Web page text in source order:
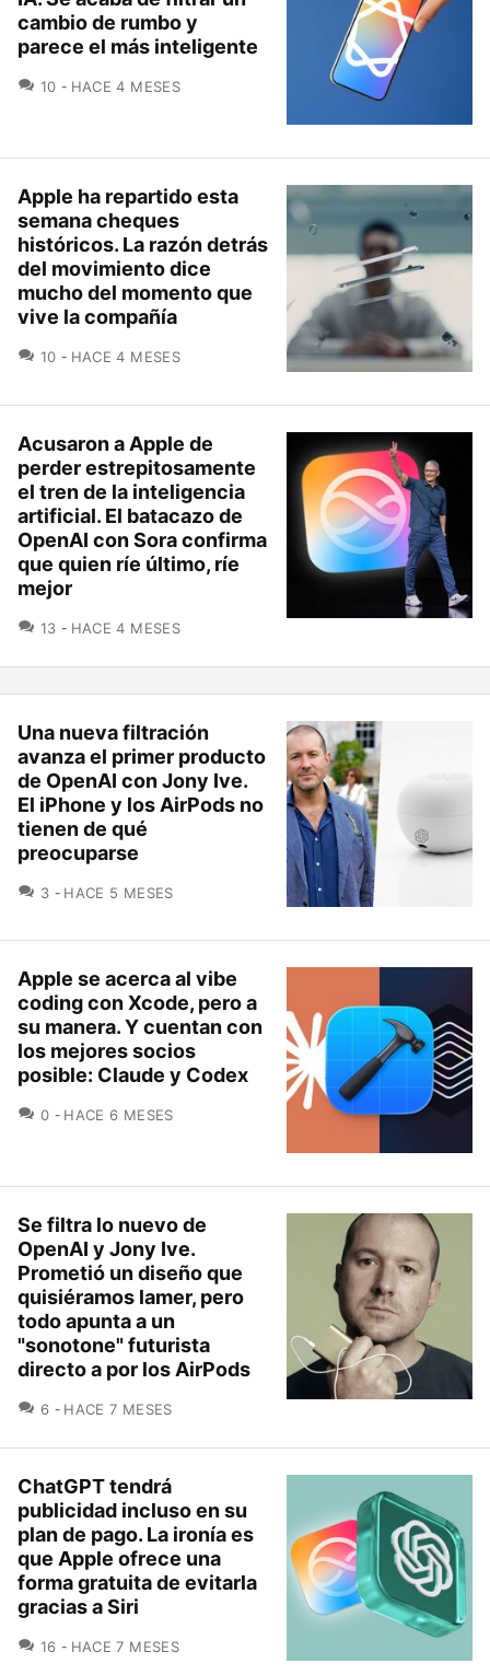
cambio de rumbo y
parece el más inteligente
10 COMENTARIOS
HACE 4 MESES
Apple ha repartido esta
semana cheques
históricos. La razón detrás
del movimiento dice
mucho del momento que
vive la compañía
10 COMENTARIOS
HACE 4 MESES
Acusaron a Apple de
perder estrepitosamente
el tren de la inteligencia
artificial. El batacazo de
OpenAI con Sora confirma
que quien ríe último, ríe
mejor
13 COMENTARIOS
HACE 4 MESES
Una nueva filtración
avanza el primer producto
de OpenAI con Jony Ive.
El iPhone y los AirPods no
tienen de qué
preocuparse
3 COMENTARIOS
HACE 5 MESES
Apple se acerca al vibe
coding con Xcode, pero a
su manera. Y cuentan con
los mejores socios
posible: Claude y Codex
0 COMENTARIOS
HACE 6 MESES
Se filtra lo nuevo de
OpenAI y Jony Ive.
Prometió un diseño que
quisiéramos lamer, pero
todo apunta a un
"sonotone" futurista
directo a por los AirPods
6 COMENTARIOS
HACE 7 MESES
ChatGPT tendrá
publicidad incluso en su
plan de pago. La ironía es
que Apple ofrece una
forma gratuita de evitarla
gracias a Siri
16 COMENTARIOS
HACE 7 MESES